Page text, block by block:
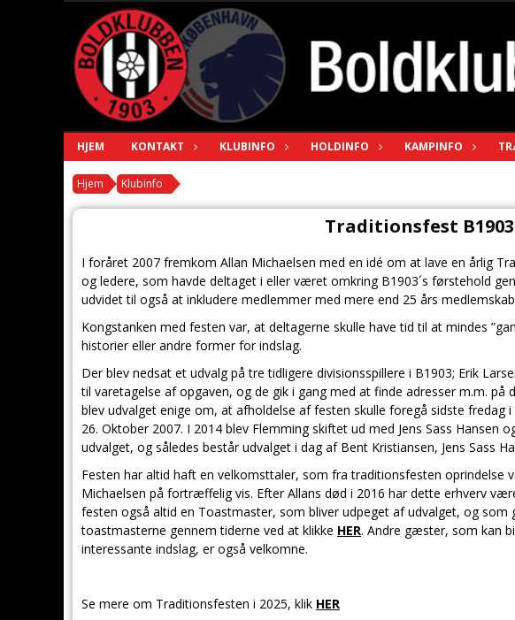
HJEM KONTAKT KLUBINFO HOLDINFO KAMPINFO
Hjem Klubinfo
Traditionsfest B1903
I foråret 2007 fremkom Allan Michaelsen med en idé om at lave en årlig
og ledere, som havde deltaget i eller været omkring B1903´s førstehold
udvidet til også at inkludere medlemmer med mere end 25 års
Kongstanken med festen var, at deltagerne skulle have tid til at mindes
historier eller andre former for indslag.
Der blev nedsat et udvalg på tre tidligere divisionsspillere i B1903; Erik
til varetagelse af opgaven, og de gik i gang med at finde adresser m.m. på
blev udvalget enige om, at afholdelse af festen skulle foregå sidste fredag
26. Oktober 2007. I 2014 blev Flemming skiftet ud med Jens Sass Hansen
udvalget, og således består udvalget i dag af Bent Kristiansen, Jens Sass
Festen har altid haft en velkomsttaler, som fra traditionsfesten oprindelse
Michaelsen på fortræffelig vis. Efter Allans død i 2016 har dette erhverv
festen også altid en Toastmaster, som bliver udpeget af udvalget, og som
toastmasterne gennem tiderne ved at klikke HER. Andre gæster, som kan
interessante indslag, er også velkomne.
Se mere om Traditionsfesten i 2025, klik HER